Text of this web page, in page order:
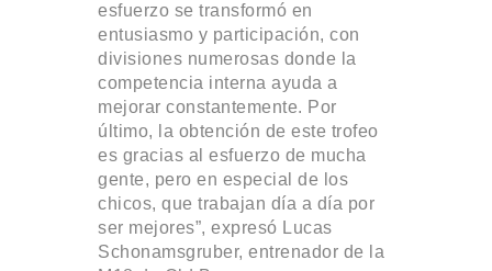
esfuerzo se transformó en
entusiasmo y participación, con
divisiones numerosas donde la
competencia interna ayuda a
mejorar constantemente. Por
último, la obtención de este trofeo
es gracias al esfuerzo de mucha
gente, pero en especial de los
chicos, que trabajan día a día por
ser mejores”, expresó Lucas
Schonamsgruber, entrenador de la